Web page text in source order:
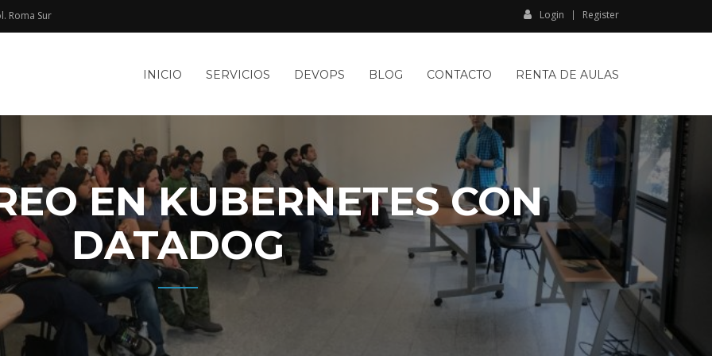
Roma Sur​ Login Register
INICIO SERVICIOS DEVOPS BLOG CONTACTO RENTA DE AULAS
EN KUBERNETES CON
DATADOG